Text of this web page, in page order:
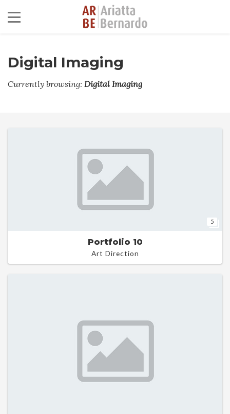
Digital Imaging
Currently browsing: Digital Imaging
5
Portfolio 10
Art Direction